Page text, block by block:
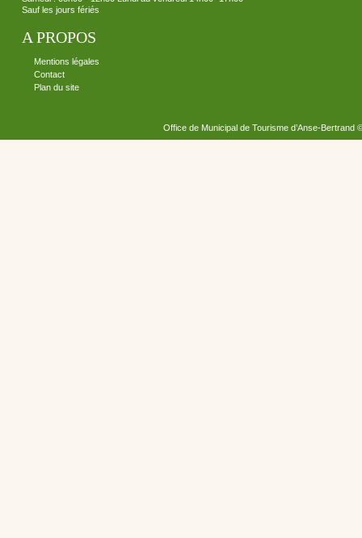
Sauf les jours fériés
A PROPOS
Mentions légales
Contact
Plan du site
Office de Municipal de Tourisme d’Anse-